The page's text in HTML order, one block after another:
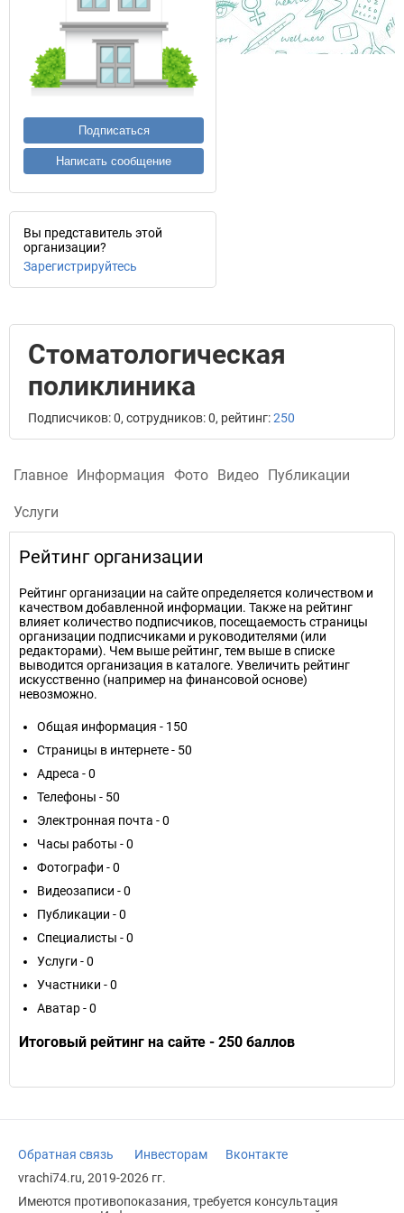
Подписаться
Написать сообщение
Вы представитель этой
организации?
Зарегистрируйтесь
Стоматологическая
поликлиника
Подписчиков: 0, сотрудников: 0, рейтинг:250
Главное Информация Фото Видео Публикации
Услуги
Рейтинг организации
Рейтинг организации на сайте определяется количеством и
качеством добавленной информации. Также на рейтинг
влияет количество подписчиков, посещаемость страницы
организации подписчиками и руководителями (или
редакторами). Чем выше рейтинг, тем выше в списке
выводится организация в каталоге. Увеличить рейтинг
искусственно (например на финансовой основе)
невозможно.
Общая информация - 150
Страницы в интернете - 50
Адреса - 0
Телефоны - 50
Электронная почта - 0
Часы работы - 0
Фотографи - 0
Видеозаписи - 0
Публикации - 0
Специалисты - 0
Услуги - 0
Участники - 0
Аватар - 0
Итоговый рейтинг на сайте - 250 баллов
Обратная связь Инвесторам
Вконтакте
vrachi74.ru, 2019-2026 гг.
Имеются противопоказания, требуется консультация